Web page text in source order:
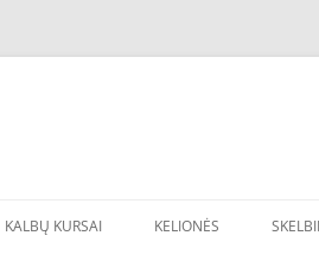
KALBŲ KURSAI KELIONĖS